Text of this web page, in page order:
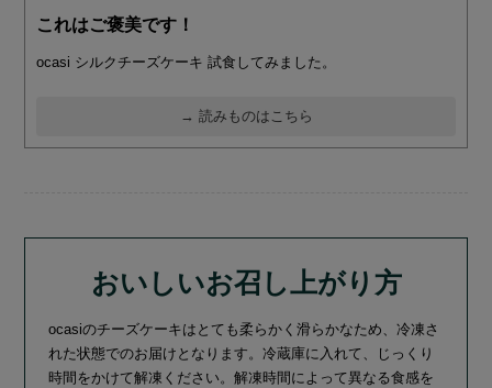
これはご褒美です！
ocasi シルクチーズケーキ 試食してみました。
→ 読みものはこちら
おいしいお召し上がり方
ocasiのチーズケーキはとても柔らかく滑らかなため、冷凍さ
れた状態でのお届けとなります。冷蔵庫に入れて、じっくり
時間をかけて解凍ください。解凍時間によって異なる食感を